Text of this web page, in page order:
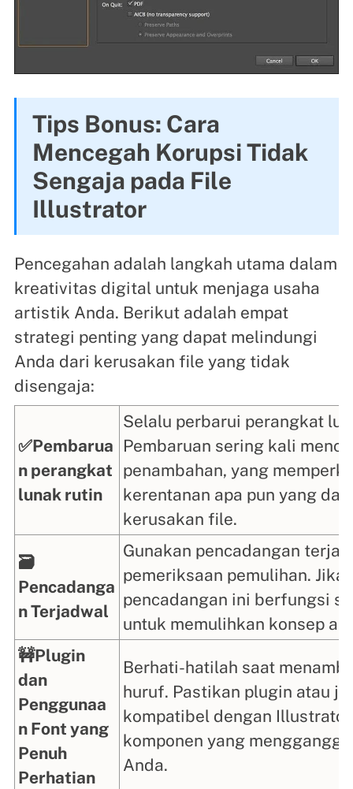
Tips Bonus: Cara
Mencegah Korupsi Tidak
Sengaja pada File
Illustrator
Pencegahan adalah langkah utama dalam
kreativitas digital untuk menjaga usaha
artistik Anda. Berikut adalah empat
strategi penting yang dapat melindungi
Anda dari kerusakan file yang tidak
disengaja:
✅Pembarua
n perangkat
lunak rutin
Selalu perbarui perangkat
Pembaruan sering kali
penambahan, yang
kerentanan apa pun yang
kerusakan file.
🗃️
Pencadanga
n Terjadwal
Gunakan pencadangan
pemeriksaan pemulihan.
pencadangan ini berfungsi
untuk memulihkan konsep
🚧Plugin
dan
Penggunaa
n Font yang
Penuh
Perhatian
Berhati-hatilah saat
huruf. Pastikan plugin atau
kompatibel dengan
komponen yang
Anda.